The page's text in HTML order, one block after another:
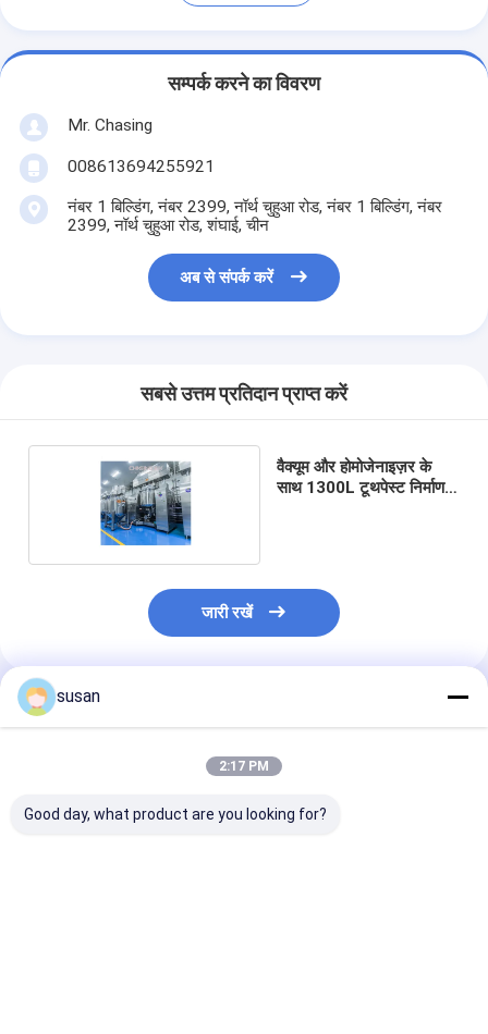
सम्पर्क करने का विवरण
Mr. Chasing
008613694255921
नंबर 1 बिल्डिंग, नंबर 2399, नॉर्थ चुहुआ रोड, नंबर 1 बिल्डिंग, नंबर
2399, नॉर्थ चुहुआ रोड, शंघाई, चीन
अब से संपर्क करें
सबसे उत्तम प्रतिदान प्राप्त करें
वैक्यूम और होमोजेनाइज़र के
साथ 1300L टूथपेस्ट निर्माण
जारी रखें
अनुशंसित उत्पाद
susan
2:17 PM
Good day, what product are you looking for?